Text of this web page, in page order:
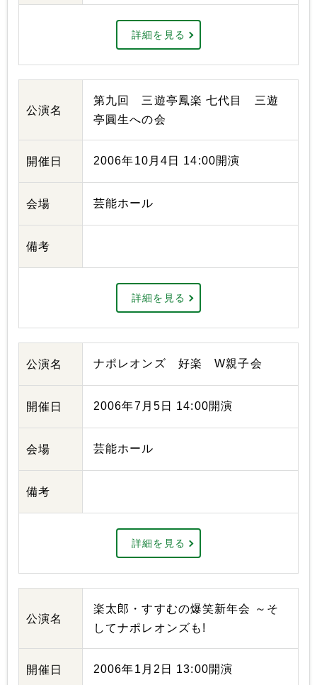
詳細を見る
公演名
第九回 三遊亭鳳楽 七代目 三遊
亭圓生への会
開催日 2006年10月4日 14:00開演
会場 芸能ホール
備考
詳細を見る
公演名 ナポレオンズ 好楽 W親子会
開催日 2006年7月5日 14:00開演
会場 芸能ホール
備考
詳細を見る
公演名
楽太郎・すすむの爆笑新年会 ～そ
してナポレオンズも!
開催日 2006年1月2日 13:00開演